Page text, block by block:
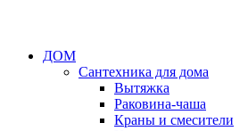
ДОМ
Сантехника для дома
Вытяжка
Раковина-чаша
Краны и смесители